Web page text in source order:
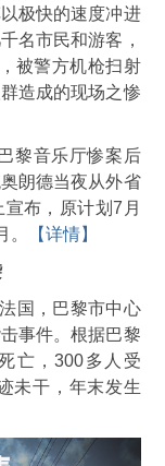
极快的速度冲进
名市民和游客，
被警方机枪扫射
造成的现场之惨
黎音乐厅惨案后
朗德当夜从外省
布，原计划7月
【详情】
国，巴黎市中心
事件。根据巴黎
亡，300多人受
未干，年末发生